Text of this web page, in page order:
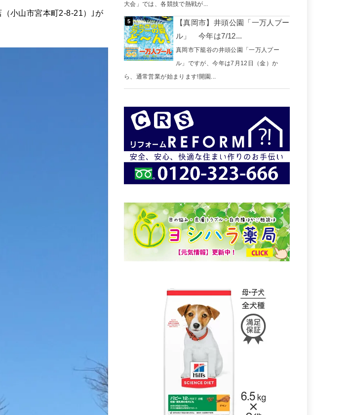
小山市宮本町2-8-21）｣が
大会」では、各競技で熱戦が...
【真岡市】井頭公園「一万人プー
ル」 今年は7/12...
真岡市下籠谷の井頭公園「一万人プー
ル」ですが、今年は7月12日（金）か
ら、通常営業が始まります!開園...